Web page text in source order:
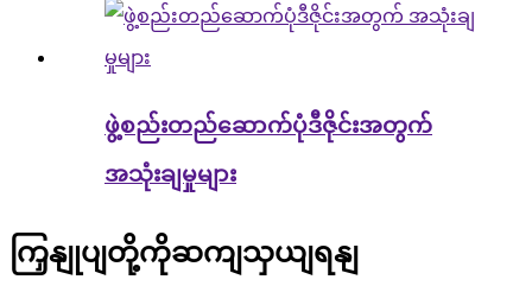
ဖွဲ့စည်းတည်ဆောက်ပုံဒီဇိုင်းအတွက်
အသုံးချမှုများ
ကြှနျုပျတို့ကိုဆကျသှယျရနျ